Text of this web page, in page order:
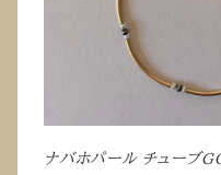
ナバホパール チューブ